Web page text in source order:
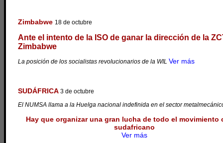
Zimbabwe 18 de octubre
Ante el intento de la ISO de ganar la dirección de la
Zimbabwe
La posición de los socialistas revolucionarios de la WIL Ver más
SUDÁFRICA 3 de octubre
El NUMSA llama a la Huelga nacional indefinida en el sector
Hay que organizar una gran lucha de todo el movimiento
sudafricano
Ver más